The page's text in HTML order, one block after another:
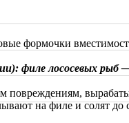
формочки
филе лососевых рыб
повреждениям,
на филе и солят